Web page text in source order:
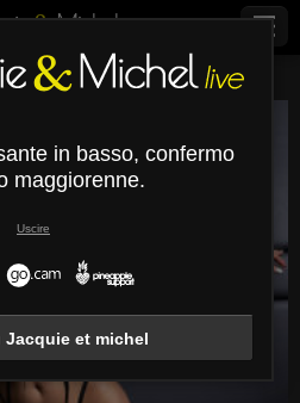
Veronicsaenz
in basso, confermo
maggiorenne.
Uscire
Jacquie et michel